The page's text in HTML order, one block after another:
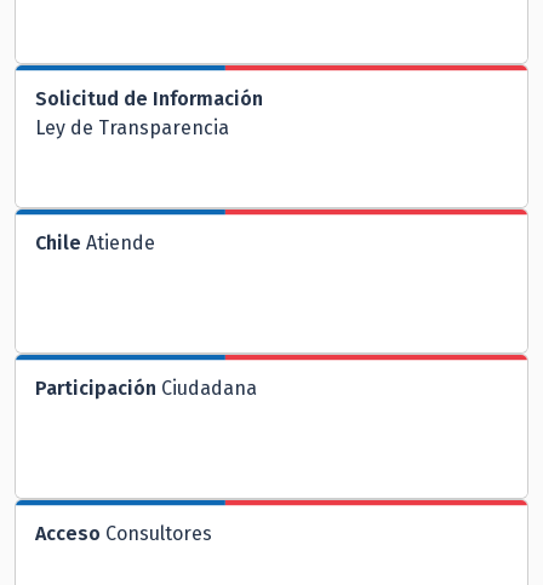
Solicitud de Información
Ley de Transparencia
Chile Atiende
Participación Ciudadana
Acceso Consultores